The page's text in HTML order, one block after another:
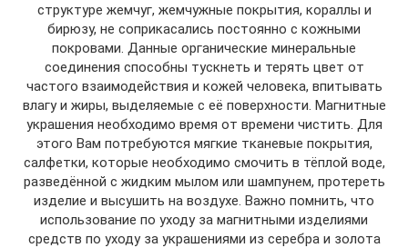
структуре жемчуг, жемчужные покрытия, кораллы и
бирюзу, не соприкасались постоянно с кожными
покровами. Данные органические минеральные
соединения способны тускнеть и терять цвет от
частого взаимодействия и кожей человека, впитывать
влагу и жиры, выделяемые с её поверхности. Магнитные
украшения необходимо время от времени чистить. Для
этого Вам потребуются мягкие тканевые покрытия,
салфетки, которые необходимо смочить в тёплой воде,
разведённой с жидким мылом или шампунем, протереть
изделие и высушить на воздухе. Важно помнить, что
использование по уходу за магнитными изделиями
средств по уходу за украшениями из серебра и золота